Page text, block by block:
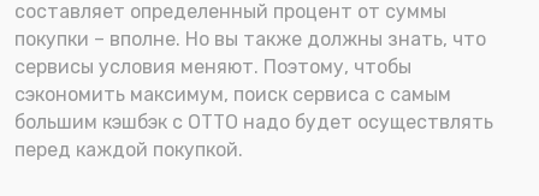
составляет определенный процент от суммы
покупки – вполне. Но вы также должны знать, что
сервисы условия меняют. Поэтому, чтобы
сэкономить максимум, поиск сервиса с самым
большим кэшбэк с OTTO надо будет осуществлять
перед каждой покупкой.